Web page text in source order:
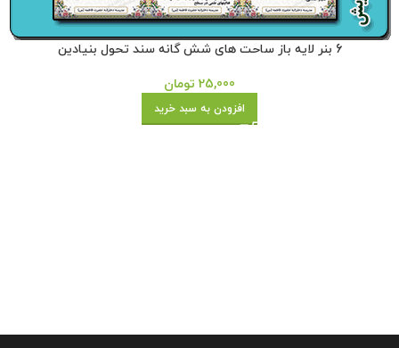
6 بنر لایه باز ساحت های شش گانه سند تحول بنیادین
25,000 تومان
افزودن به سبد خرید